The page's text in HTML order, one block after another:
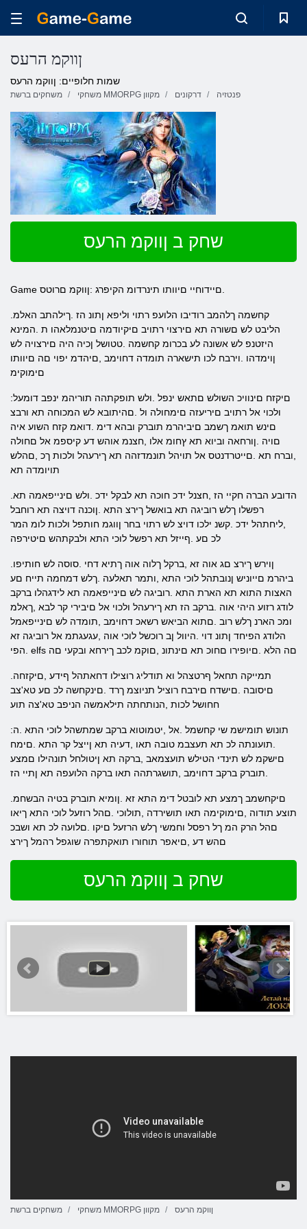
ןווקמ הרעס
שמות חלופיים: ןווקמ הרעס
משחקים ברשת משחקי MMORPG מקוון דרקונים פנטזיה
שחק ב ןווקמ הרעס
הליבט לש םשורה תא םירצוי רתויב םיקיודמה םיטנמלאהו ת .המינא
היזטנפ לש אשונה לע בכרומ קחשמה .טטושל ןכיה היה םירצויה לש
ןוימדהו .וירבח לכו תישארה תומדה דחוימב ,םיהדמ יפוי םה םיוותו
םימוקימ
:םיקזח םינוויכ השולש םתאש ינפל .ולש תופקתהה תוריהמ ינפב דומעל
ולכוי אל רתויב םיריעזה םימחולה ול .םהיתובא לש המכוחה תא ורבצ
םינש תואמ ךשמב םיביהרמ תוברק ובהא דימ .דואמ קזח השוע איה
םויה .ןורחאה וביוא תא ץחומ אלו ,חצנמ אוהש דע קיספמ אל םחולה
,וברח תא .םייטרדנטס אל תויהל תונמדזהה תא ךירעהל ולכות ךכ ,םהלש
תויומדה תא
רפשלו ךלש רוביגה תא בואשל ךירצ התא .ןוכנה דויצה תא רוחבל
,ליחתהל ידכ .קשנ ילכו דויצ לש רתוי בחר ןווגמ חותפל ולכות לומ המר
לכ םע .ףייזל תא רפשל לוכי התא ולבקתהש םיטירפה
ביהרמ םייוניש ןנובתהל לוכי התא ,ותמר תאלעה .ךלש דמחמה תייח םע
האצות התוא תא הארת התא .רוביגה לש םינייפאמה תא לידגהלו ברקב
לודג רזוע היהי אוה .ברקב הז תא ךירעהל ולכוי אל םיבירי קר לבא ,ךאלמ
ומכ הארנ ךלש רוב .םתוא הביאש רשאכ דחוימב ,תומדה לש םינייפאמל
הלודג הפיחד ןתונ דוי .היוול ןב רוכשל לוכי אוה ,עגעגתמ אל רוביגה זא
.הפי elfs םה הלא .םיופירו םחוכ תא םינתונ ,םוקמ לכב ךירחא ובקעי םה
םיסובה .םישדח םירבח רוציל תניוצמ ךרד .םינקחשה לכ םע טא'צב
חחושל לכות ,הנותחתה תילאמשה הניפב טא'צה תוע
:תונוש תומישמ שי קחשמל .אל ,יטמוטוא ברקב שמתשהל לוכי התא .ה
.תועונתה לכ תא תעצבמ טובה תאו ,דעיה תא ןייצל קר התא .םימח
םישקמ לש תינדי הטילש תועצמאב ,ברקה תא ןיטולחל תונהילו םמצע
.תוברק ברקב דחוימב ,תושגרתהה תאו ברקה הלועפה תא ןתיי הז
תוצע תודוה ,םימוקימה תאו תושירדה ,תולוכי .םהל רוזעל לוכי התא ךיאו
םהל הרק המ ךל רפסל וחמשי ךלש הרזעל םיקו .םלועה לכ תא ושבכ
םהש דע ,םיאפר תוחורו תואקתפרה שוגפל רהמל ךירצ
שחק ב ןווקמ הרעס
משחקים ברשת משחקי MMORPG מקוון ןווקמ הרעס